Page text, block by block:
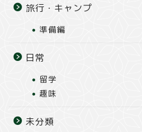
旅行・キャンプ
準備編
日常
留学
趣味
未分類